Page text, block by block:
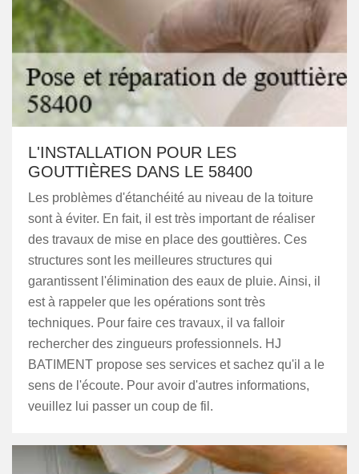
L'INSTALLATION POUR LES
GOUTTIÈRES DANS LE 58400
Les problèmes d'étanchéité au niveau de la toiture
sont à éviter. En fait, il est très important de réaliser
des travaux de mise en place des gouttières. Ces
structures sont les meilleures structures qui
garantissent l'élimination des eaux de pluie. Ainsi, il
est à rappeler que les opérations sont très
techniques. Pour faire ces travaux, il va falloir
rechercher des zingueurs professionnels. HJ
BATIMENT propose ses services et sachez qu'il a le
sens de l'écoute. Pour avoir d'autres informations,
veuillez lui passer un coup de fil.